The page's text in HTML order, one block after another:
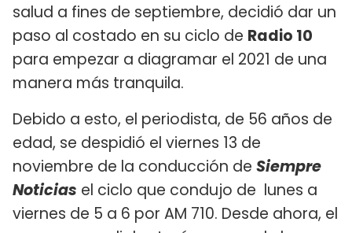
salud a fines de septiembre, decidió dar un
paso al costado en su ciclo de Radio 10
para empezar a diagramar el 2021 de una
manera más tranquila.
Debido a esto, el periodista, de 56 años de
edad, se despidió el viernes 13 de
noviembre de la conducción de Siempre
Noticias el ciclo que condujo de lunes a
viernes de 5 a 6 por AM 710. Desde ahora, el